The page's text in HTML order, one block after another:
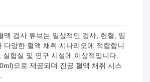
액 검사 튜브는 일상적인 검사, 헌혈, 임
다양한 혈액 채취 시나리오에 적합합니
실험실 및 연구 시설에 이상적입니다.
으로 제공되며 진공 혈액 채취 시스